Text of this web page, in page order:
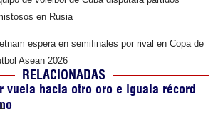
en Rusia
espera en semifinales por rival en Copa de
Asean 2026
RELACIONADAS
vuela hacia otro oro e iguala récord